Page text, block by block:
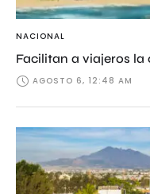
NACIONAL
Facilitan a viajeros la
AGOSTO 6, 12:48 AM